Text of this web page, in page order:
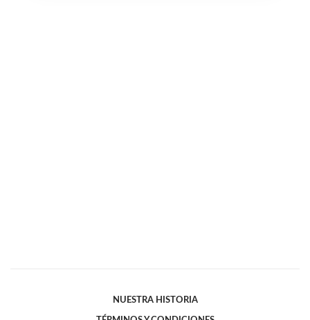
NUESTRA HISTORIA